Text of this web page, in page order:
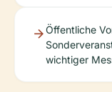
Öffentliche
wichtiger